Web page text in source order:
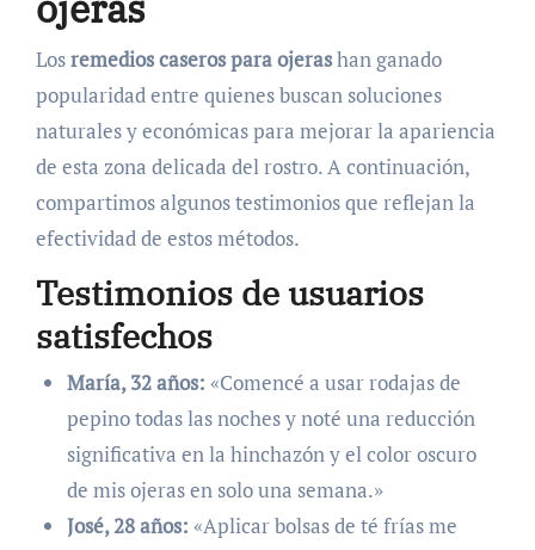
Losremedios caseros para ojerashan ganado
popularidad entre quienes buscan soluciones
naturales y económicas para mejorar la apariencia
de esta zona delicada del rostro. A continuación,
compartimos algunos testimonios que reflejan la
efectividad de estos métodos.
Testimonios de usuarios
satisfechos
María, 32 años: «Comencé a usar rodajas de
pepino todas las noches y noté una reducción
significativa en la hinchazón y el color oscuro
de mis ojeras en solo una semana.»
José, 28 años: «Aplicar bolsas de té frías me